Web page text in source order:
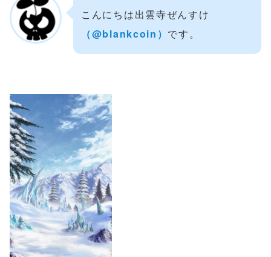
こんにちは出雲寺ぜんすけ
（‎@blankcoin） です。